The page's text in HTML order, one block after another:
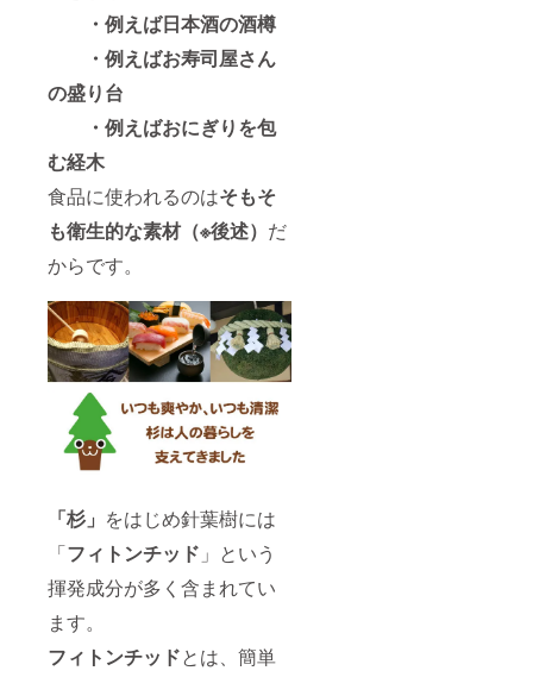
・例えば日本酒の酒樽
・例えばお寿司屋さん
の盛り台
・例えばおにぎりを包
む経木
食品に使われるのはそもそ
も衛生的な素材（※後述） だ
からです。
「杉」 をはじめ針葉樹には
「フィトンチッド 」という
揮発成分が多く含まれてい
ます。
フィトンチッドとは、簡単